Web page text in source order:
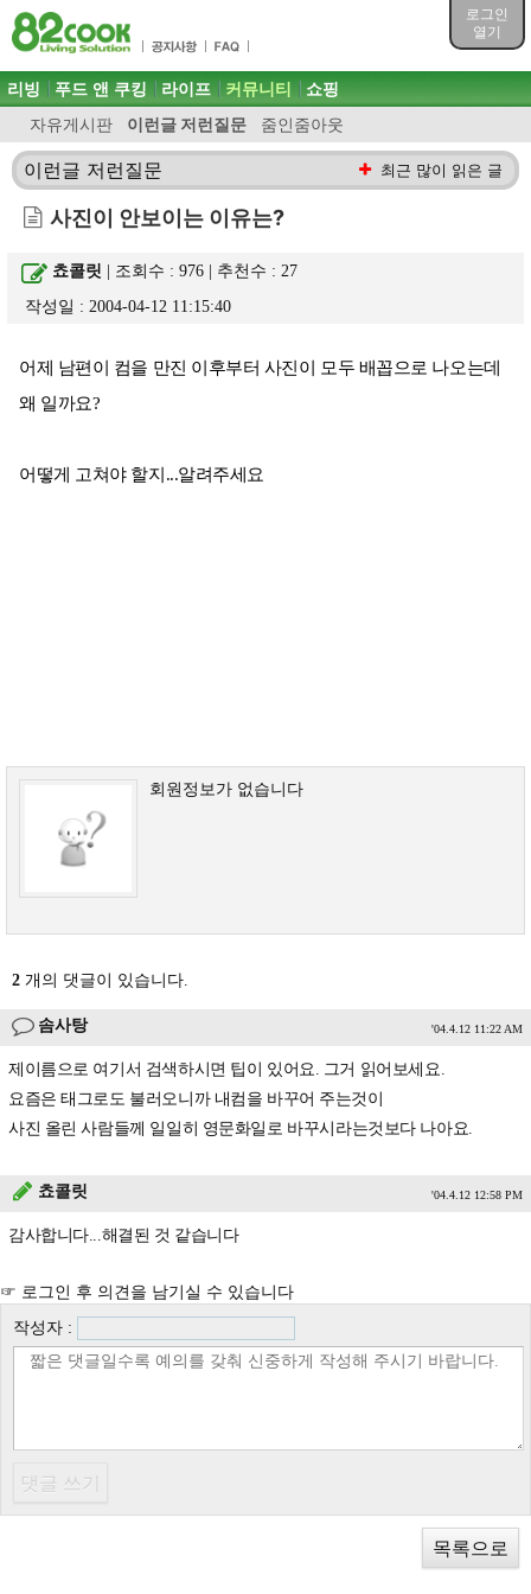
로그인
열기
목차
주메뉴 바로가기
컨텐츠 바로가기
검색 바로가기
로그인 바로가기
주메뉴
리빙 푸드 앤 쿠킹 라이프 커뮤니티
자유게시판 이런글 저런질문 줌인줌아웃
쇼핑
이런글 저런질문 최근 많이 읽은 글
사진이 안보이는 이유는?
쵸콜릿 | 조회수 : 976 | 추천수 :27
작성일 : 2004-04-12 11:15:40
어제 남편이 컴을 만진 이후부터 사진이 모두 배꼽으로 나오는데
왜 일까요?
어떻게 고쳐야 할지...알려주세요
회원정보가 없습니다
2 개의 댓글이 있습니다.
솜사탕 '04.4.12 11:22 AM
제이름으로 여기서 검색하시면 팁이 있어요. 그거 읽어보세요.
요즘은 태그로도 불러오니까 내컴을 바꾸어 주는것이
사진 올린 사람들께 일일히 영문화일로 바꾸시라는것보다 나아요.
쵸콜릿 '04.4.12 12:58 PM
감사합니다...해결된 것 같습니다
☞ 로그인 후 의견을 남기실 수 있습니다
작성자 :
목록으로